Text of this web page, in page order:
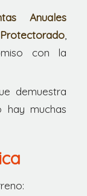
Anuales
Protectorado,
con la
demuestra
muchas